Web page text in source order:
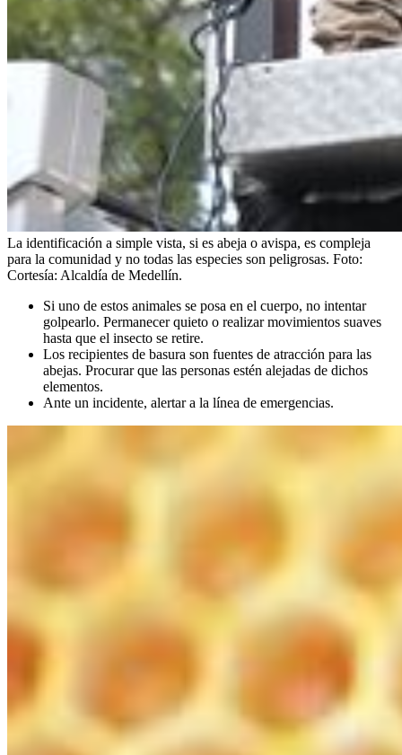
La identificación a simple vista, si es abeja o avispa, es compleja
para la comunidad y no todas las especies son peligrosas. Foto:
Cortesía: Alcaldía de Medellín.
Si uno de estos animales se posa en el cuerpo, no intentar
golpearlo. Permanecer quieto o realizar movimientos suaves
hasta que el insecto se retire.
Los recipientes de basura son fuentes de atracción para las
abejas. Procurar que las personas estén alejadas de dichos
elementos.
Ante un incidente, alertar a la línea de emergencias.